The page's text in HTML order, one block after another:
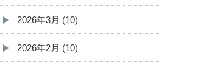
2026年3月 (10)
2026年2月 (10)